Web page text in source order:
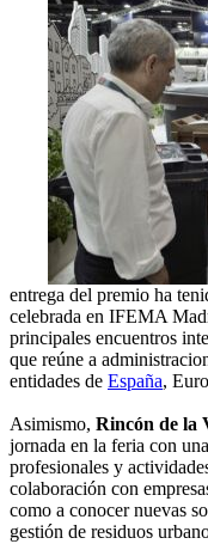
entrega del premio ha
celebrada en IFEMA
principales encuentros
que reúne a
entidades de España,
Asimismo, Rincón de la
jornada en la feria con
profesionales y
colaboración con
como a conocer nuevas
gestión de residuos